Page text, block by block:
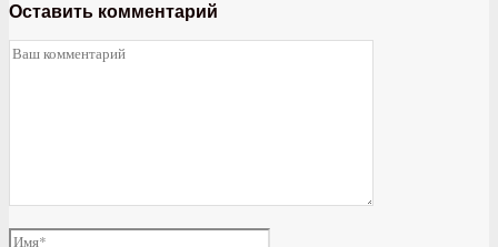
Оставить комментарий